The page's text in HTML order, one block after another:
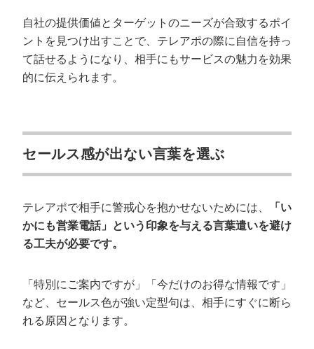
自社の提供価値とターゲットのニーズが合致するポイ
ントを見つけ出すことで、テレアポの際に自信を持っ
て話せるようになり、相手にもサービスの魅力を効果
的に伝えられます。
セールス感が出ない言葉を選ぶ
テレアポで相手に警戒心を抱かせないためには、
「い
かにも営業電話」という印象を与える言葉遣いを避け
る工夫が必要です。
「特別にご案内ですが」「今だけのお得な情報です」
など、セールス色が強い定型句は、相手にすぐに断ら
れる原因となります。